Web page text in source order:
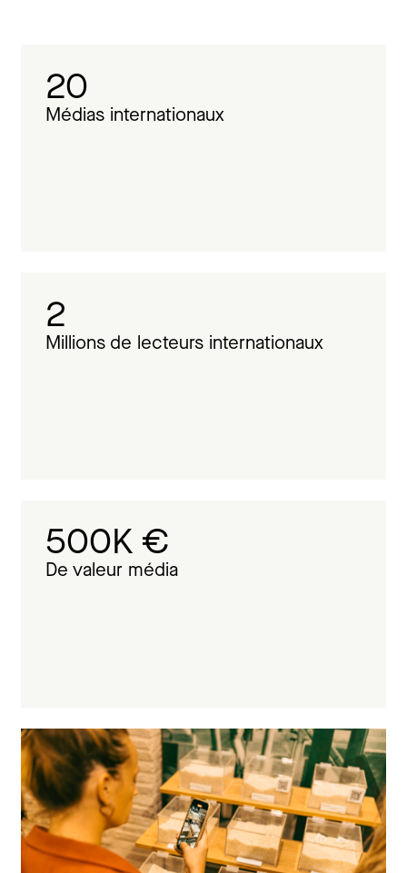
20
Médias internationaux
2
Millions de lecteurs internationaux
500K €
De valeur média